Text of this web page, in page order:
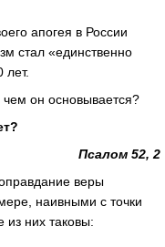
апогея в России
стал «единственно
лет.
чем он основывается?
Псалом 52, 2
веры
наивными с точки
из них таковы: